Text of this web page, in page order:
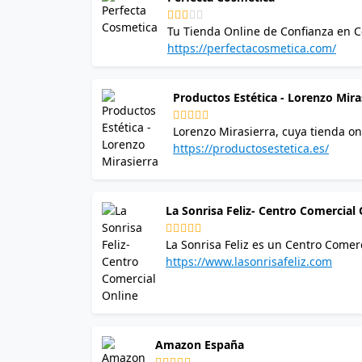
Tu Tienda Online de Confianza en Cosméticos de Calidad En
personal, la elección de productos
especialmente en las marcas
no solo embellecen, sino que
compromiso con la calidad y la
https://perfectacosmetica.com/
Productos Estética - Lorenzo
Lorenzo Mirasierra, cuya tienda
productos de peluquería y
https://productosestetica.es/
La Sonrisa Feliz- Centro Comercial
La Sonrisa Feliz es un Centro
compras de productos de primeras
https://www.lasonrisafeliz.com
Amazon España